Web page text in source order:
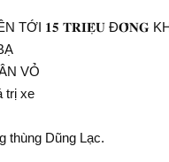
TỚI 𝟏𝟓 𝐓𝐑𝐈𝐄̣̂𝐔 Đ𝐎̂̀𝐍𝐆
VỎ
trị xe
thùng Dũng Lạc.